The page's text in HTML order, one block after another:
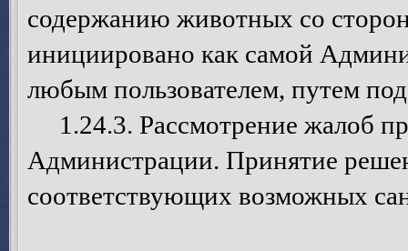
содержанию животных со
инициировано как самой
любым пользователем, путем
1.24.3. Рассмотрение жалоб
Администрации. Принятие
соответствующих возможных